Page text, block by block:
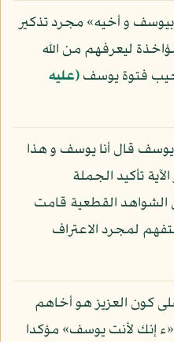
و أخيه» مجرد تذكير
ليعرفهم من الله
فتوة يوسف(عليه
يوسف قال أنا يوسف و هذا
تأكيد الجملة
الشواهد القطعية قامت
لمجرد الاعتراف
كون العزيز هو أخاهم
إنك لأنت يوسف» مؤكدا